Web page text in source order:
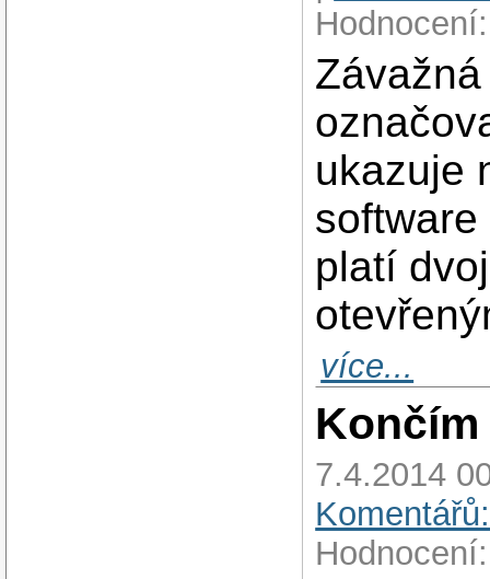
ukazuje
platí
více...
7.4.2014